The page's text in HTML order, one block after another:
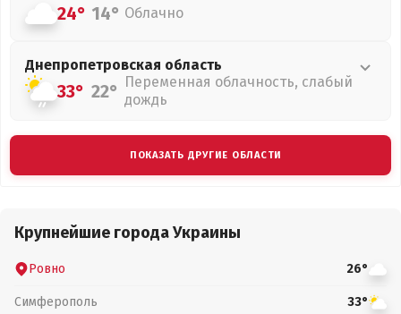
24° 14° Облачно
Днепропетровская область
33° 22° Переменная облачность, слабый
дождь
ПОКАЗАТЬ ДРУГИЕ ОБЛАСТИ
Крупнейшие города Украины
Ровно 26°
Симферополь 33°